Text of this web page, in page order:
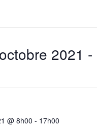
2021 -
@ 8h00 - 17h00